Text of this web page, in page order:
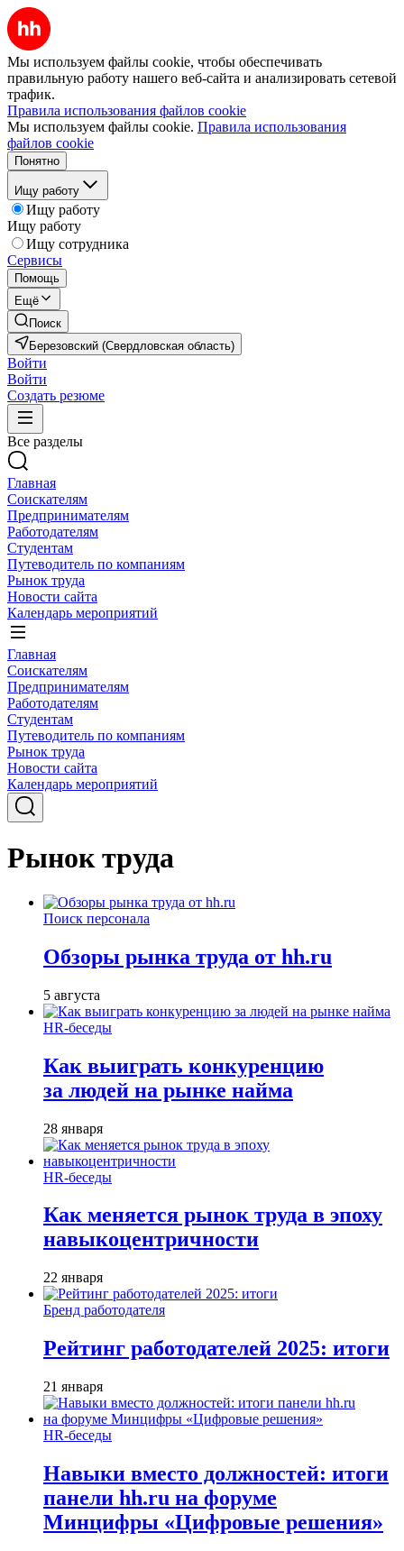
Мы используем файлы cookie, чтобы обеспечивать
правильную работу нашего веб-сайта и анализировать сетевой
трафик.
Правила использования файлов cookie
Мы используем файлы cookie. Правила использования
файлов cookie
Понятно
Ищу работу
Ищу работу
Ищу работу
Ищу сотрудника
Сервисы
Помощь
Ещё
Поиск
Березовский (Свердловская область)
Войти
Войти
Создать резюме
Все разделы
Главная
Соискателям
Предпринимателям
Работодателям
Студентам
Путеводитель по компаниям
Рынок труда
Новости сайта
Календарь мероприятий
Главная
Соискателям
Предпринимателям
Работодателям
Студентам
Путеводитель по компаниям
Рынок труда
Новости сайта
Календарь мероприятий
Рынок труда
Поиск персонала
Обзоры рынка труда от hh.ru
5 августа
HR-беседы
Как выиграть конкуренцию
за людей на рынке найма
28 января
HR-беседы
Как меняется рынок труда в эпоху
навыкоцентричности
22 января
Бренд работодателя
Рейтинг работодателей 2025: итоги
21 января
HR-беседы
Навыки вместо должностей: итоги
панели hh.ru на форуме
Минцифры «Цифровые решения»